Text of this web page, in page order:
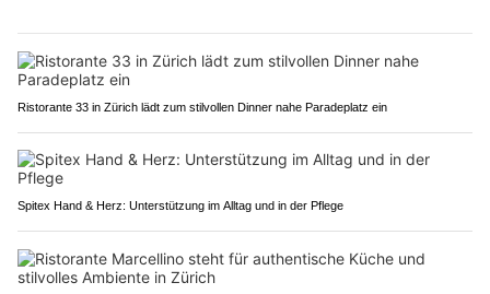
Ristorante 33 in Zürich lädt zum stilvollen Dinner nahe Paradeplatz ein
Spitex Hand & Herz: Unterstützung im Alltag und in der Pflege